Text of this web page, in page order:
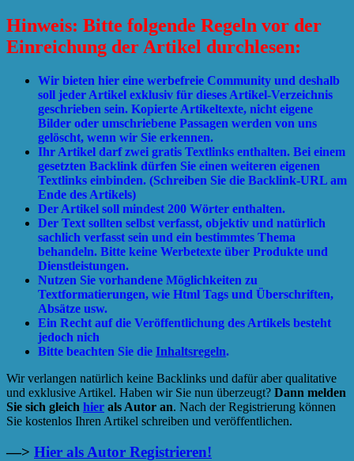
Hinweis: Bitte folgende Regeln vor der
Einreichung der Artikel durchlesen:
Wir bieten hier eine werbefreie Community und deshalb
soll jeder Artikel exklusiv für dieses Artikel-Verzeichnis
geschrieben sein. Kopierte Artikeltexte, nicht eigene
Bilder oder umschriebene Passagen werden von uns
gelöscht, wenn wir Sie erkennen.
Ihr Artikel darf zwei gratis Textlinks enthalten. Bei einem
gesetzten Backlink dürfen Sie einen weiteren eigenen
Textlinks einbinden. (Schreiben Sie die Backlink-URL am
Ende des Artikels)
Der Artikel soll mindest 200 Wörter enthalten.
Der Text sollten selbst verfasst, objektiv und natürlich
sachlich verfasst sein und ein bestimmtes Thema
behandeln. Bitte keine Werbetexte über Produkte und
Dienstleistungen.
Nutzen Sie vorhandene Möglichkeiten zu
Textformatierungen, wie Html Tags und Überschriften,
Absätze usw.
Ein Recht auf die Veröffentlichung des Artikels besteht
jedoch nich
Bitte beachten Sie die Inhaltsregeln.
Wir verlangen natürlich keine Backlinks und dafür aber qualitative
und exklusive Artikel. Haben wir Sie nun überzeugt? Dann melden
Sie sich gleich hier als Autor an. Nach der Registrierung können
Sie kostenlos Ihren Artikel schreiben und veröffentlichen.
—> Hier als Autor Registrieren!